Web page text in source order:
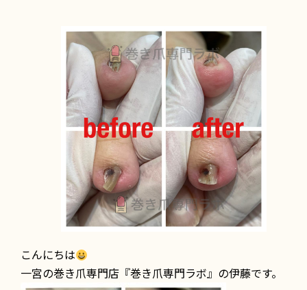
こんにちは
一宮の巻き爪専門店『巻き爪専門ラボ』の伊藤です。